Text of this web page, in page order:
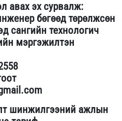
авах эх сурвалж:
бөгөөд төрөлжсөн
сангийн технологич
мэргэжилтэн
шинжилгээний ажлын